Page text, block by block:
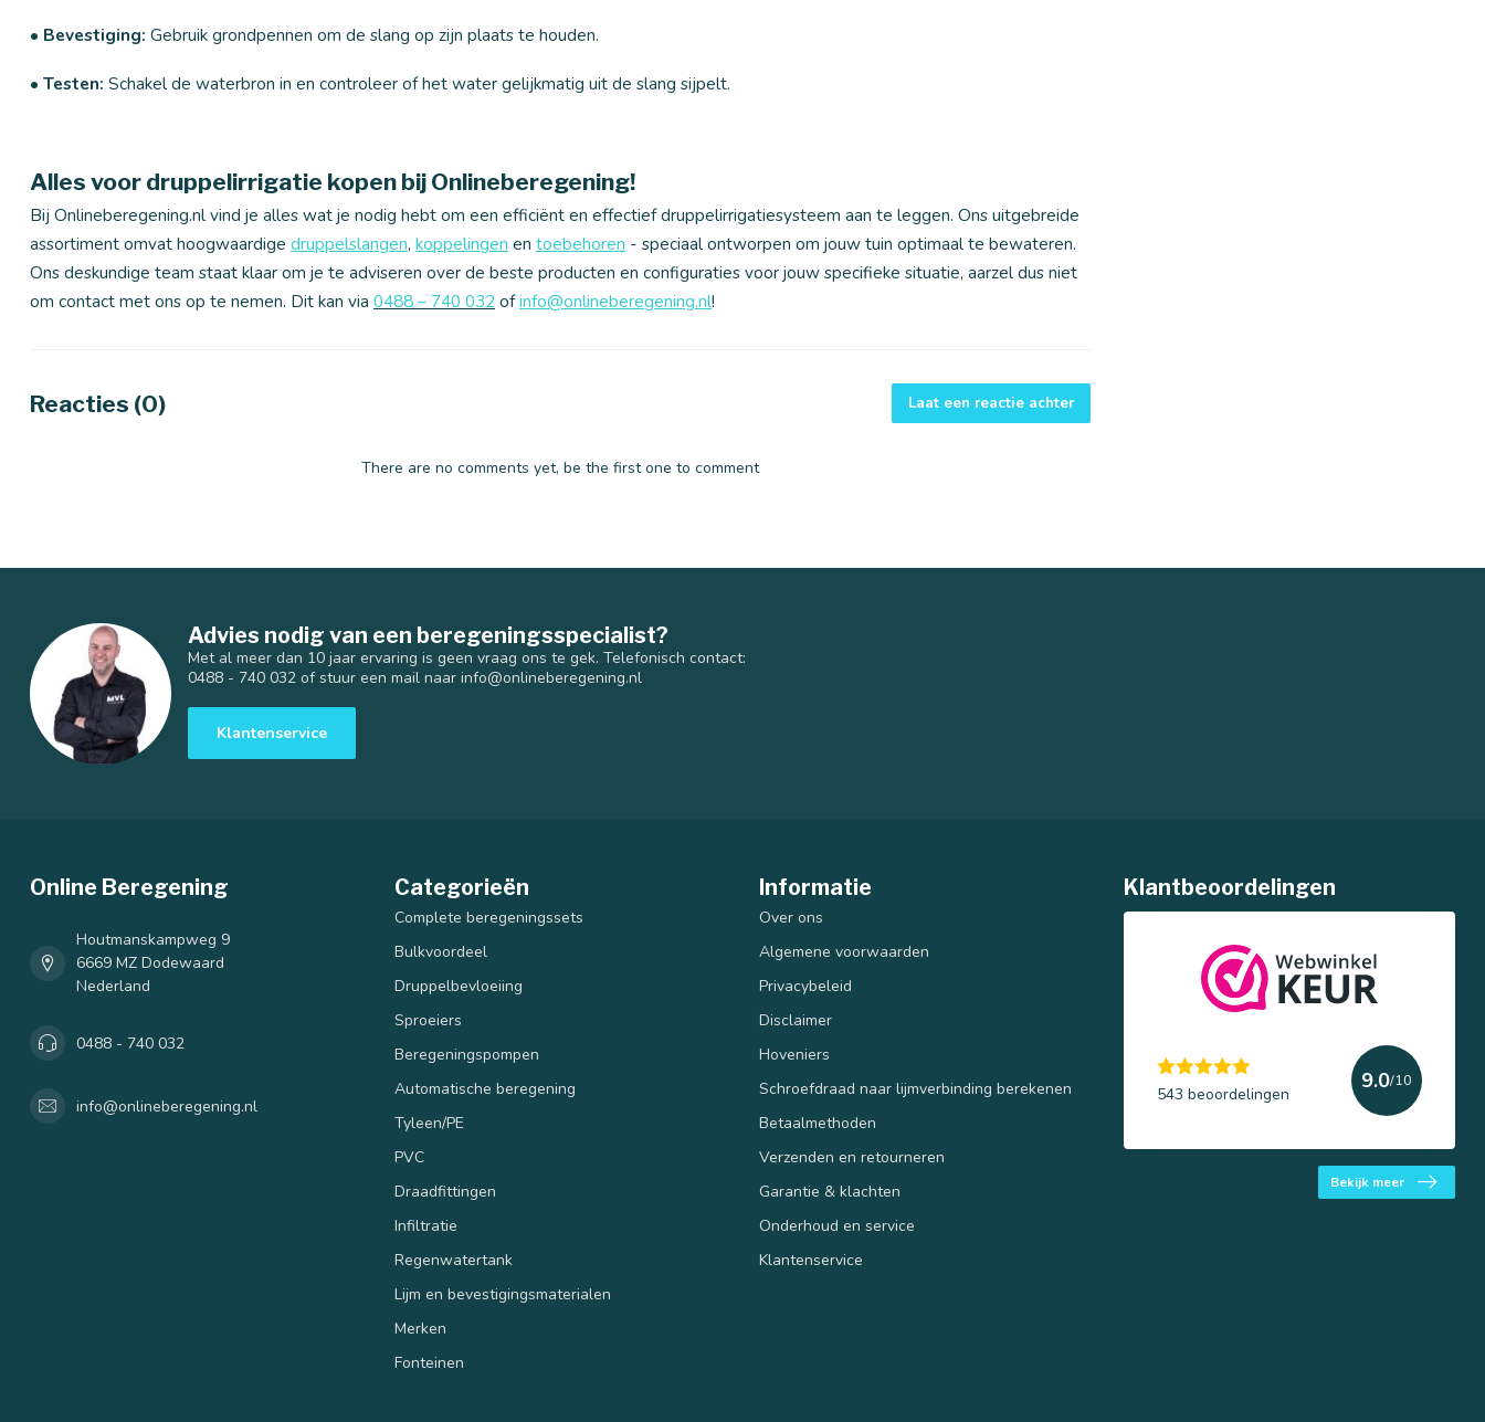
• Bevestiging: Gebruik grondpennen om de slang op zijn plaats te houden.
• Testen: Schakel de waterbron in en controleer of het water gelijkmatig uit de slang sijpelt.
Alles voor druppelirrigatie kopen bij Onlineberegening!
Bij Onlineberegening.nl vind je alles wat je nodig hebt om een efficiënt en effectief druppelirrigatiesysteem aan te leggen. Ons uitgebreide
assortiment omvat hoogwaardige druppelslangen, koppelingen en toebehoren - speciaal ontworpen om jouw tuin optimaal te bewateren.
Ons deskundige team staat klaar om je te adviseren over de beste producten en configuraties voor jouw specifieke situatie, aarzel dus niet
om contact met ons op te nemen. Dit kan via 0488 – 740 032ofinfo@onlineberegening.nl!
Reacties (0) Laat een reactie achter
There are no comments yet, be the first one to comment
Advies nodig van een beregeningsspecialist?
Met al meer dan 10 jaar ervaring is geen vraag ons te gek. Telefonisch contact:
0488 - 740 032 of stuur een mail naar info@onlineberegening.nl
Klantenservice
Online Beregening
Houtmanskampweg 9
6669 MZ Dodewaard
Nederland
0488 - 740 032
info@onlineberegening.nl
Categorieën
Complete beregeningssets
Bulkvoordeel
Druppelbevloeiing
Sproeiers
Beregeningspompen
Automatische beregening
Tyleen/PE
PVC
Draadfittingen
Infiltratie
Regenwatertank
Lijm en bevestigingsmaterialen
Merken
Fonteinen
Informatie
Over ons
Algemene voorwaarden
Privacybeleid
Disclaimer
Hoveniers
Schroefdraad naar lijmverbinding berekenen
Betaalmethoden
Verzenden en retourneren
Garantie & klachten
Onderhoud en service
Klantenservice
Klantbeoordelingen
543 beoordelingen
9.0/10
Bekijk meer